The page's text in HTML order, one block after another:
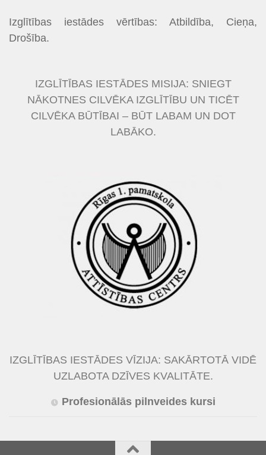
Izglītības iestādes vērtības: Atbildība, Cieņa,
Drošība.
IZGLĪTĪBAS IESTĀDES MISIJA: SNIEGT
NĀKOTNES CILVĒKA IZGLĪTĪBU UN TICĒT
CILVĒKA BŪTĪBAI – BŪT LABAM UN DOT
LABĀKO.
IZGLĪTĪBAS IESTĀDES VĪZIJA: SAKĀRTOTĀ VIDĒ
UZLABOTA DZĪVES KVALITĀTE.
Profesionālās pilnveides kursi